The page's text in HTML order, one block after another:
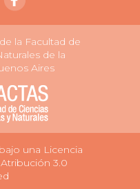
la Facultad de
de la
Aires
una Licencia
3.0